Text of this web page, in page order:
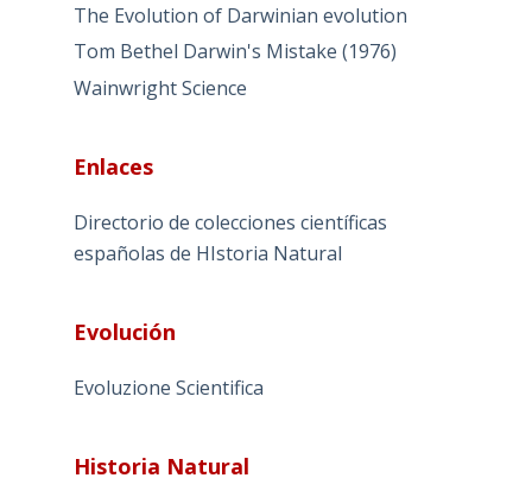
The Evolution of Darwinian evolution
Tom Bethel Darwin's Mistake (1976)
Wainwright Science
Enlaces
Directorio de colecciones científicas
españolas de HIstoria Natural
Evolución
Evoluzione Scientifica
Historia Natural